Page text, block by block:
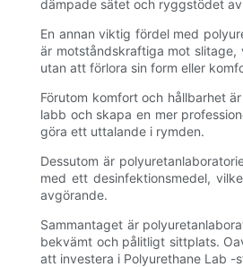
dämpade sätet och ryggstödet
En annan viktig fördel med
är motståndskraftiga mot slitage,
utan att förlora sin form eller
Förutom komfort och hållbarhet
labb och skapa en mer
göra ett uttalande i rymden.
Dessutom är
med ett desinfektionsmedel,
avgörande.
Sammantaget är
bekvämt och pålitligt sittplats.
att investera i Polyurethane Lab